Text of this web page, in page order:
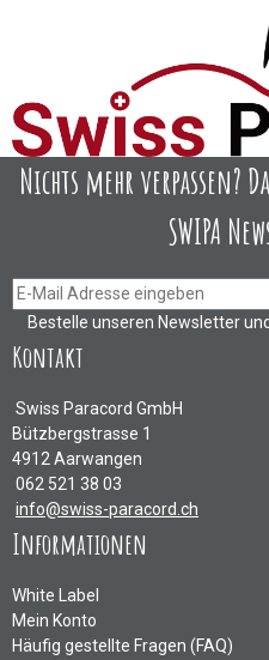
Nichts mehr verpassen?
SWIPA
Bestelle unseren Newsletter
Kontakt
Swiss Paracord GmbH
Bützbergstrasse 1
4912 Aarwangen
062 521 38 03
info@swiss-paracord.ch
Informationen
White Label
Mein Konto
Häufig gestellte Fragen (FAQ)